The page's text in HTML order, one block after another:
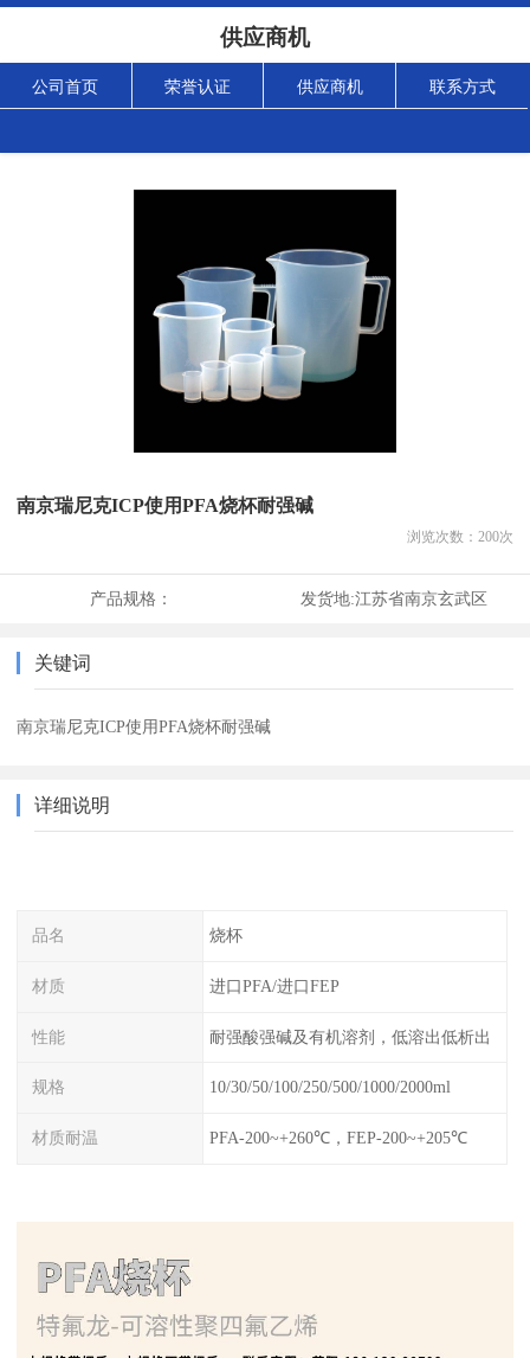
供应商机
公司首页 荣誉认证 供应商机 联系方式
南京瑞尼克ICP使用PFA烧杯耐强碱
浏览次数： 200次
产品规格： 发货地:江苏省南京玄武区
关键词
南京瑞尼克ICP使用PFA烧杯耐强碱
详细说明
品名 烧杯
材质 进口PFA/进口FEP
性能 耐强酸强碱及有机溶剂，低溶出低析出
规格 10/30/50/100/250/500/1000/2000ml
材质耐温 PFA-200~+260℃，FEP-200~+205℃